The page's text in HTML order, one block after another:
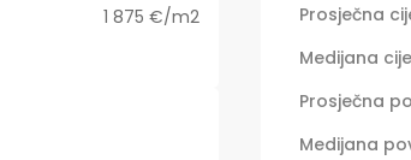
1 875 €/m2 Prosječna
Medijana
Prosječna
Medijana